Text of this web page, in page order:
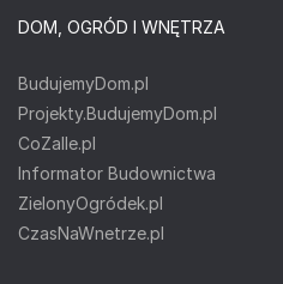
DOM, OGRÓD I WNĘTRZA
BudujemyDom.pl
Projekty.BudujemyDom.pl
CoZaIle.pl
Informator Budownictwa
ZielonyOgródek.pl
CzasNaWnetrze.pl